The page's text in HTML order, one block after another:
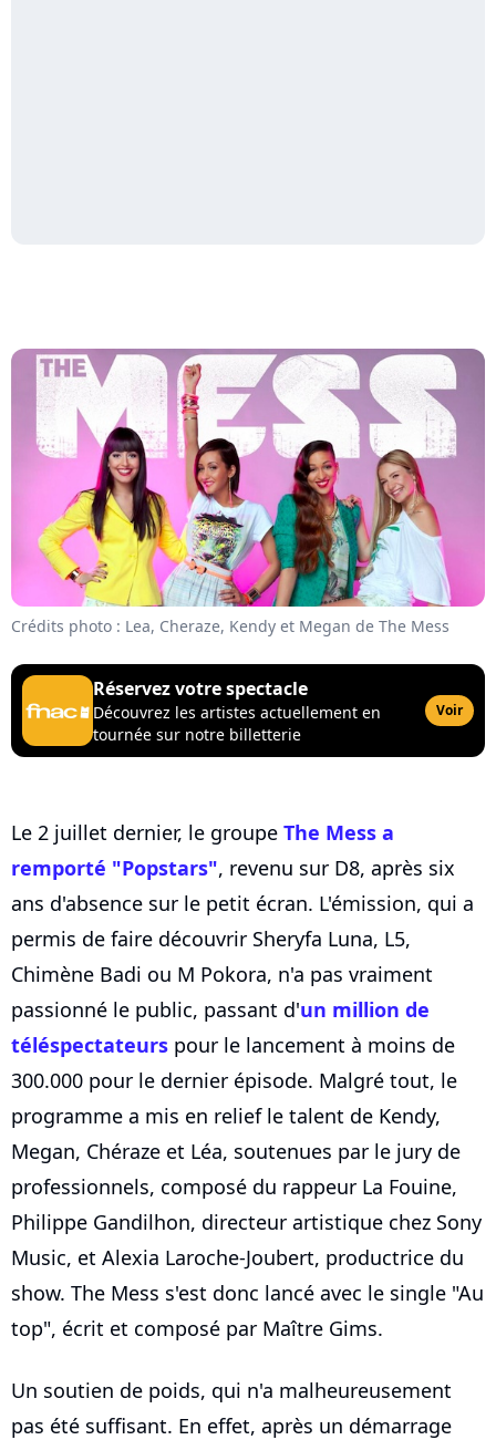
Crédits photo : Lea, Cheraze, Kendy et Megan de The Mess
Réservez votre spectacle
Découvrez les artistes actuellement en
tournée sur notre billetterie
Voir
Le 2 juillet dernier, le groupe The Mess a
remporté "Popstars", revenu sur D8, après six
ans d'absence sur le petit écran. L'émission, qui a
permis de faire découvrir Sheryfa Luna, L5,
Chimène Badi ou M Pokora, n'a pas vraiment
passionné le public, passant d'un million de
téléspectateurs pour le lancement à moins de
300.000 pour le dernier épisode. Malgré tout, le
programme a mis en relief le talent de Kendy,
Megan, Chéraze et Léa, soutenues par le jury de
professionnels, composé du rappeur La Fouine,
Philippe Gandilhon, directeur artistique chez Sony
Music, et Alexia Laroche-Joubert, productrice du
show. The Mess s'est donc lancé avec le single "Au
top", écrit et composé par Maître Gims.
Un soutien de poids, qui n'a malheureusement
pas été suffisant. En effet, après un démarrage